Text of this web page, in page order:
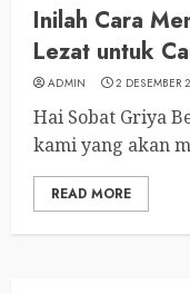
Inilah Cara
Lezat untuk
ADMIN 2 DESEMBER
Hai Sobat Griya
kami yang akan
READ MORE